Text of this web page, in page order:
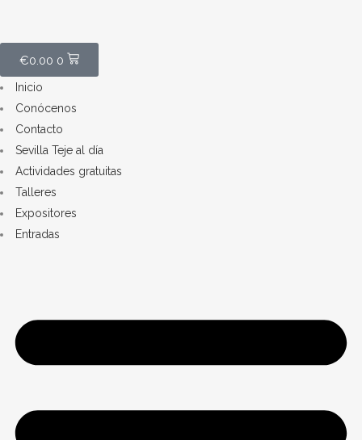
€0.00 0
Inicio
Conócenos
Contacto
Sevilla Teje al día
Actividades gratuitas
Talleres
Expositores
Entradas